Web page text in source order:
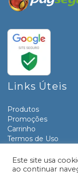
Links Úteis
Produtos
Promoções
Carrinho
Termos de Uso
Contato
Este site usa
ao continuar